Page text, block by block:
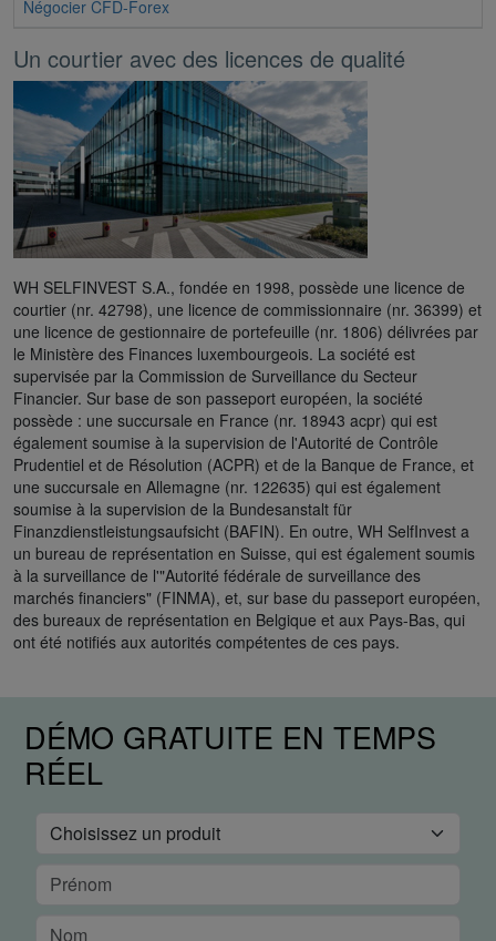
Négocier CFD-Forex
Un courtier avec des licences de qualité
WH SELFINVEST S.A., fondée en 1998, possède une licence de
courtier (nr. 42798), une licence de commissionnaire (nr. 36399) et
une licence de gestionnaire de portefeuille (nr. 1806) délivrées par
le Ministère des Finances luxembourgeois. La société est
supervisée par la Commission de Surveillance du Secteur
Financier. Sur base de son passeport européen, la société
possède : une succursale en France (nr. 18943 acpr) qui est
également soumise à la supervision de l'Autorité de Contrôle
Prudentiel et de Résolution (ACPR) et de la Banque de France, et
une succursale en Allemagne (nr. 122635) qui est également
soumise à la supervision de la Bundesanstalt für
Finanzdienstleistungsaufsicht (BAFIN). En outre, WH SelfInvest a
un bureau de représentation en Suisse, qui est également soumis
à la surveillance de l'"Autorité fédérale de surveillance des
marchés financiers" (FINMA), et, sur base du passeport européen,
des bureaux de représentation en Belgique et aux Pays-Bas, qui
ont été notifiés aux autorités compétentes de ces pays.
DÉMO GRATUITE EN TEMPS
RÉEL